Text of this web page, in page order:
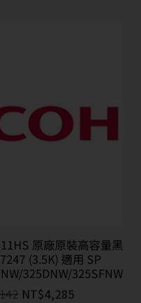
原廠原裝高容量黑
(3.5K) 適用 SP
325DNW/325SFNW
NT$4,285